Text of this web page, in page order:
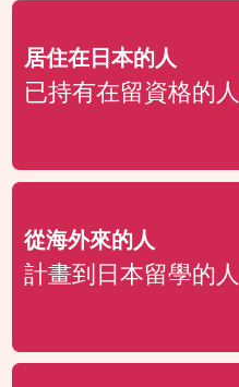
居住在日本的人
已持有在留資格的人
從海外來的人
計畫到日本留學的人